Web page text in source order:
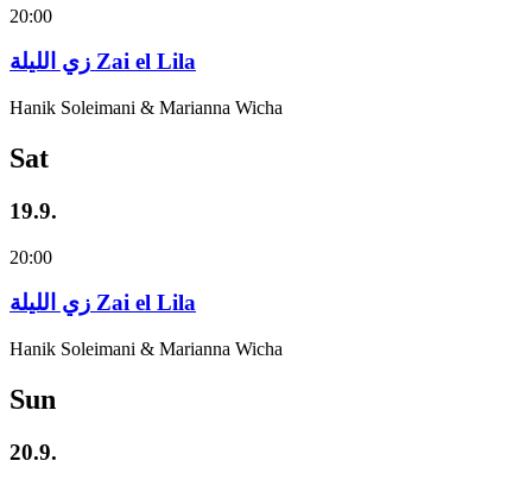
20:00
زي‌ اللیلة Zai el Lila
Hanik Soleimani & Marianna Wicha
Sat
19.9.
20:00
زي‌ اللیلة Zai el Lila
Hanik Soleimani & Marianna Wicha
Sun
20.9.